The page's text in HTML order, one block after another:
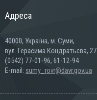
Адреса
40000, Україна, м..Суми,
вул. Герасима Кондратьєва, 27
(0542) 77-01-96, 61-12-94
E-mail: sumy_rovr@davr.gov.ua